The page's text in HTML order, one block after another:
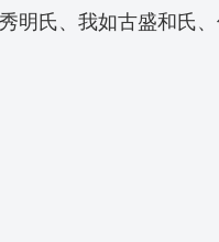
明氏、我如古盛和氏